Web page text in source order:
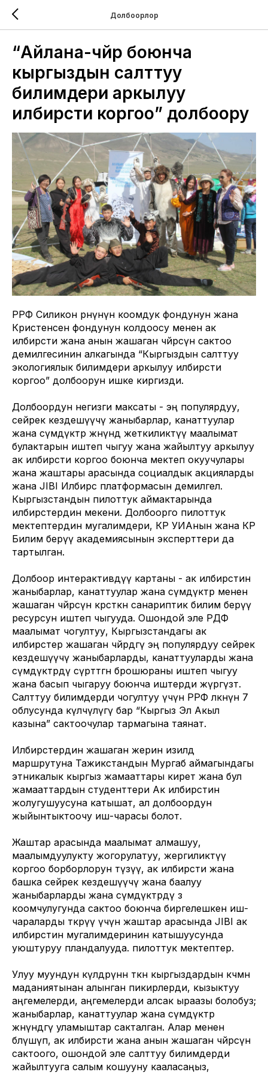
Долбоорлор
“Айлана-чөйрө боюнча
кыргыздын салттуу
билимдери аркылуу
илбирсти коргоо” долбоору
РРФ Силикон өрөөнүнүн коомдук фондунун жана
Кристенсен фондунун колдоосу менен ак
илбирсти жана анын жашаган чөйрөсүн сактоо
демилгесинин алкагында “Кыргыздын салттуу
экологиялык билимдери аркылуу илбирсти
коргоо” долбоорун ишке киргизди.
Долбоордун негизги максаты - эң популярдуу,
сейрек кездешүүчү жаныбарлар, канаттуулар
жана өсүмдүктөр жөнүндө жеткиликтүү маалымат
булактарын иштеп чыгуу жана жайылтуу аркылуу
ак илбирсти коргоо боюнча мектеп окуучулары
жана жаштары арасында социалдык акцияларды
жана JIBI Илбирс платформасын демилгелөө.
Кыргызстандын пилоттук аймактарында
илбирстердин мекени. Долбоорго пилоттук
мектептердин мугалимдери, КР УИАнын жана КР
Билим берүү академиясынын эксперттери да
тартылган.
Долбоор интерактивдүү картаны - ак илбирстин
жаныбарлар, канаттуулар жана өсүмдүктөр менен
жашаган чөйрөсүн көрсөткөн санариптик билим берүү
ресурсун иштеп чыгууда. Ошондой эле РДФ
маалымат чогултуу, Кыргызстандагы ак
илбирстер жашаган чөйрөдөгү эң популярдуу сейрек
кездешүүчү жаныбарларды, канаттууларды жана
өсүмдүктөрдү сүрөттөгөн брошюраны иштеп чыгуу
жана басып чыгаруу боюнча иштерди жүргүзөт.
Салттуу билимдерди чогултуу үчүн РРФ өлкөнүн 7
облусунда өкүлчүлүгү бар “Кыргыз Эл Акыл
казына” сактоочулар тармагына таянат.
Илбирстердин жашаган жерин изилдөө
маршрутуна Тажикстандын Мургаб аймагындагы
этникалык кыргыз жамааттары кирет жана бул
жамааттардын студенттери Ак илбирстин
жолугушуусуна катышат, ал долбоордун
жыйынтыктоочу иш-чарасы болот.
Жаштар арасында маалымат алмашуу,
маалымдуулукту жогорулатуу, жергиликтүү
коргоо борборлорун түзүү, ак илбирсти жана
башка сейрек кездешүүчү жана баалуу
жаныбарларды жана өсүмдүктөрдү өз
коомчулугунда сактоо боюнча биргелешкен иш-
чараларды өткөрүү үчүн жаштар арасында JIBI ак
илбирстин мугалимдеринин катышуусунда
уюштуруу пландалууда. пилоттук мектептер.
Улуу муундун өкүлдөрүнөн өткөн кыргыздардын көчмөн
маданиятынан алынган пикирлерди, кызыктуу
аңгемелерди, аңгемелерди алсак ыраазы болобуз;
жаныбарлар, канаттуулар жана өсүмдүктөр
жөнүндөгү уламыштар сакталган. Алар менен
бөлүшүп, ак илбирсти жана анын жашаган чөйрөсүн
сактоого, ошондой эле салттуу билимдерди
жайылтууга салым кошууну кааласаңыз,